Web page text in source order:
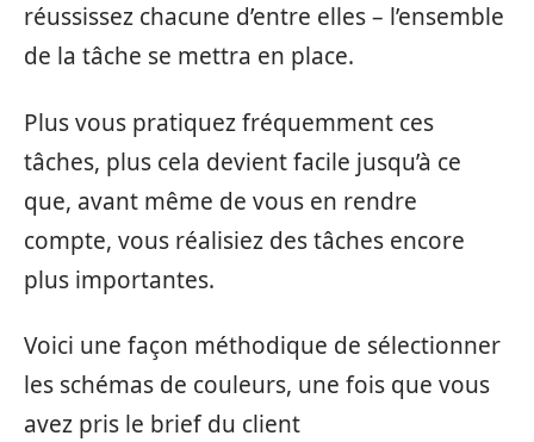
réussissez chacune d’entre elles – l’ensemble
de la tâche se mettra en place.
Plus vous pratiquez fréquemment ces
tâches, plus cela devient facile jusqu’à ce
que, avant même de vous en rendre
compte, vous réalisiez des tâches encore
plus importantes.
Voici une façon méthodique de sélectionner
les schémas de couleurs, une fois que vous
avez pris le brief du client